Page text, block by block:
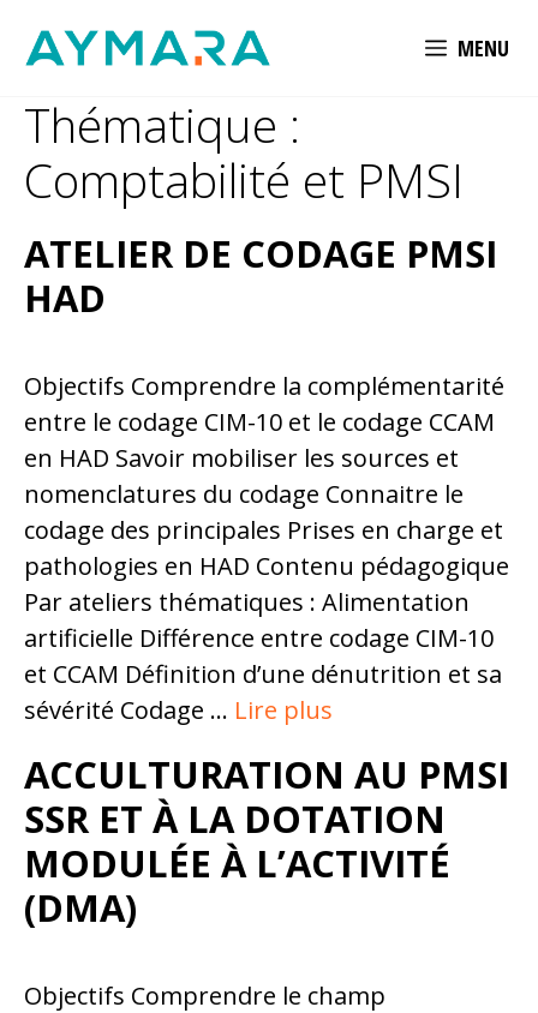
MENU
Thématique :
Comptabilité et PMSI
ATELIER DE CODAGE PMSI
HAD
Objectifs Comprendre la complémentarité
entre le codage CIM-10 et le codage CCAM
en HAD Savoir mobiliser les sources et
nomenclatures du codage Connaitre le
codage des principales Prises en charge et
pathologies en HAD Contenu pédagogique
Par ateliers thématiques : Alimentation
artificielle Différence entre codage CIM-10
et CCAM Définition d’une dénutrition et sa
sévérité Codage … Lire plus
ACCULTURATION AU PMSI
SSR ET À LA DOTATION
MODULÉE À L’ACTIVITÉ
(DMA)
Objectifs Comprendre le champ